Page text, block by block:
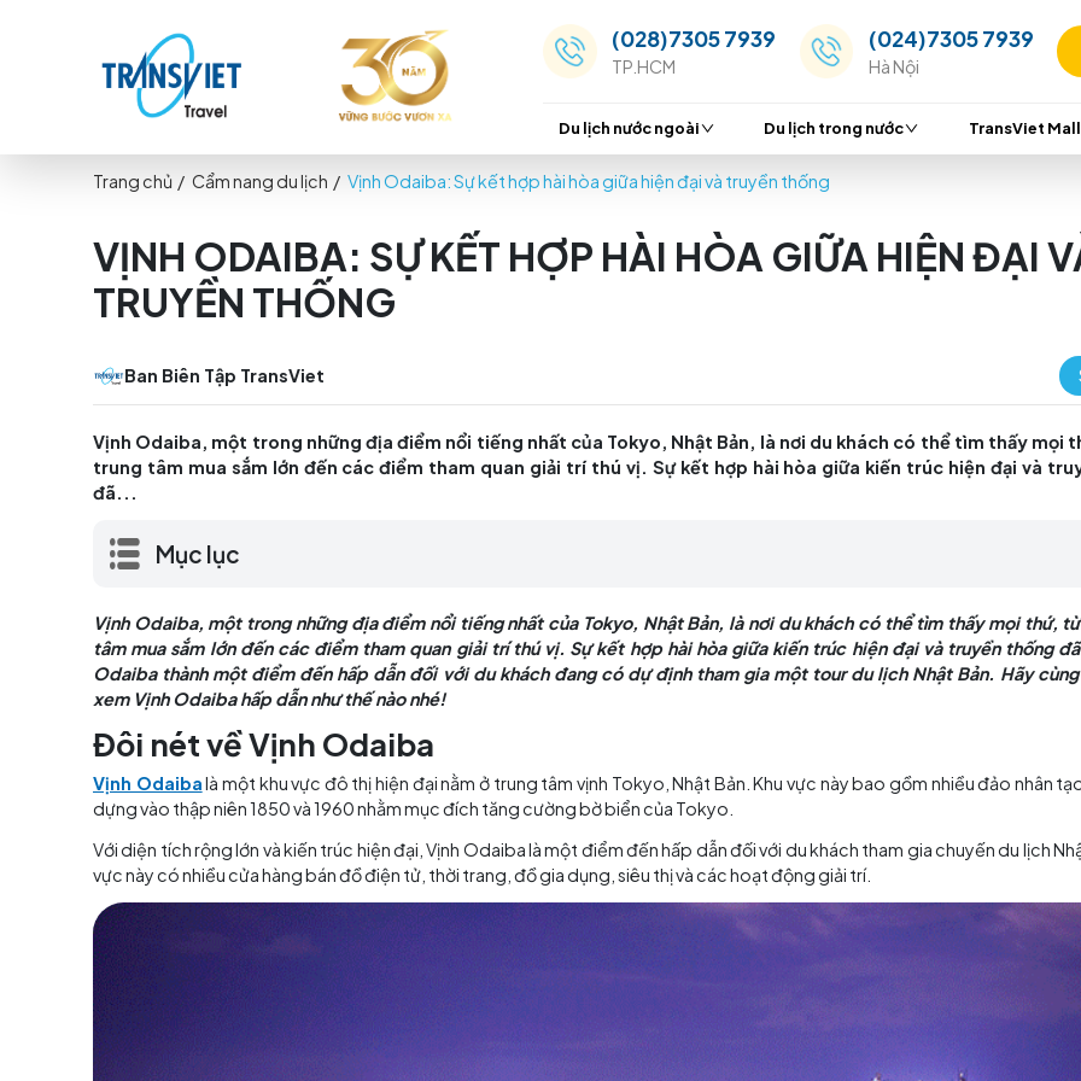
(028)7305 7939
Hà Nội
Du lịch nước ngoài Du lịch trong nước
VỊNH ODAIBA: SỰ KẾT HỢP HÀI HÒA GIỮA
TRUYỀN THỐNG
Ban Biên Tập TransViet
Vịnh Odaiba, một trong những địa điểm nổi tiếng nhất của Tokyo, Nhật Bản, là nơi du khách
trung tâm mua sắm lớn đến các điểm tham quan giải trí thú vị. Sự kết hợp hài hòa giữa kiến
Mục lục
Vịnh Odaiba, một trong những địa điểm nổi tiếng nhất của Tokyo, Nhật Bản, là nơi du khách có thể
tâm mua sắm lớn đến các điểm tham quan giải trí thú vị. Sự kết hợp hài hòa giữa kiến trúc hiện
Odaiba thành một điểm đến hấp dẫn đối với du khách đang có dự định tham gia một tour du lịch
xem Vịnh Odaiba hấp dẫn như thế nào nhé!
Đôi nét về Vịnh Odaiba
Vịnh Odaiba
là một khu vực đô thị hiện đại nằm ở trung tâm vịnh Tokyo, Nhật Bản. Khu vực này bao
dựng vào thập niên 1850 và 1960 nhằm mục đích tăng cường bờ biển của Tokyo.
Với diện tích rộng lớn và kiến trúc hiện đại, Vịnh Odaiba là một điểm đến hấp dẫn đối với du khách tham
vực này có nhiều cửa hàng bán đồ điện tử, thời trang, đồ gia dụng, siêu thị và các hoạt động giải trí.